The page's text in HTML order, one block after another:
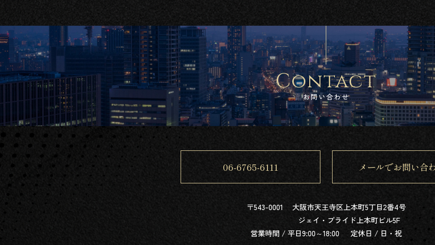
Contact
お問い合わせ
06-6765-6111 メールでお問い合
〒543-0001
大阪市天王寺区上本町5丁目2番4号
ジェイ・プライド上本町ビル5F
営業時間 / 平日9:00～18:00
定休日 / 日・祝